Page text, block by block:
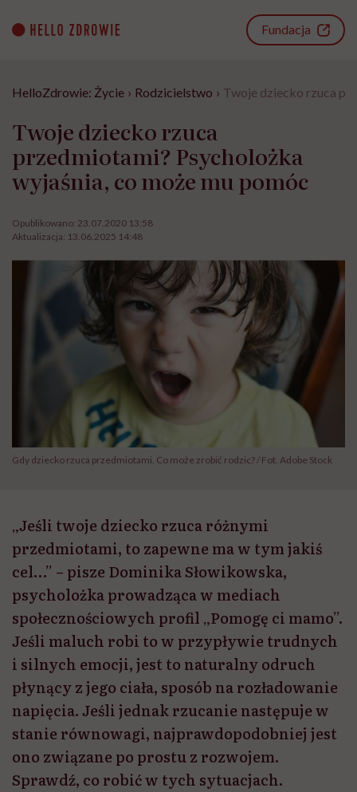
content
Fundacja
HelloZdrowie: Życie › Rodzicielstwo › Twoje dziecko rzuca
Twoje dziecko rzuca
przedmiotami? Psycholożka
wyjaśnia, co może mu pomóc
Opublikowano: 23.07.2020 13:58
Aktualizacja: 13.06.2025 14:48
Gdy dziecko rzuca przedmiotami. Co może zrobić rodzic? / Fot. Adobe Stock
„Jeśli twoje dziecko rzuca różnymi
przedmiotami, to zapewne ma w tym jakiś
cel…” – pisze Dominika Słowikowska,
psycholożka prowadząca w mediach
społecznościowych profil „Pomogę ci mamo”.
Jeśli maluch robi to w przypływie trudnych
i silnych emocji, jest to naturalny odruch
płynący z jego ciała, sposób na rozładowanie
napięcia. Jeśli jednak rzucanie następuje w
stanie równowagi, najprawdopodobniej jest
ono związane po prostu z rozwojem.
Sprawdź, co robić w tych sytuacjach.